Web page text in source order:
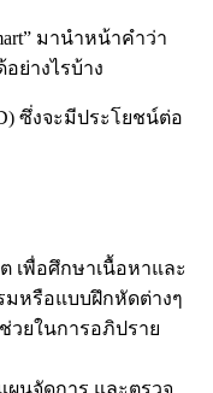
มานำหน้าคำว่า
อย่างไรบ้าง
ซึ่งจะมีประโยชน์ต่อ
เพื่อศึกษาเนื้อหาและ
มหรือแบบฝึกหัดต่างๆ
วยในการอภิปราย
นจัดการ และตรวจ